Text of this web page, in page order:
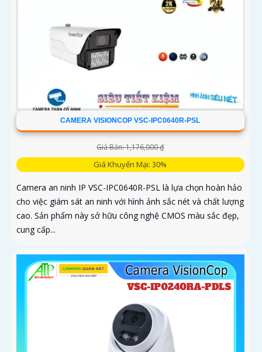
CAMERA VISIONCOP VSC-IPC0640R-PSL
Giá Bán: 1,176,000 ₫
Giá Khuyến Mại: 30%
Camera an ninh IP VSC-IPC0640R-PSL là lựa chọn hoàn hảo
cho việc giám sát an ninh với hình ảnh sắc nét và chất lượng
cao. Sản phẩm này sở hữu công nghệ CMOS màu sắc đẹp,
cung cấp...